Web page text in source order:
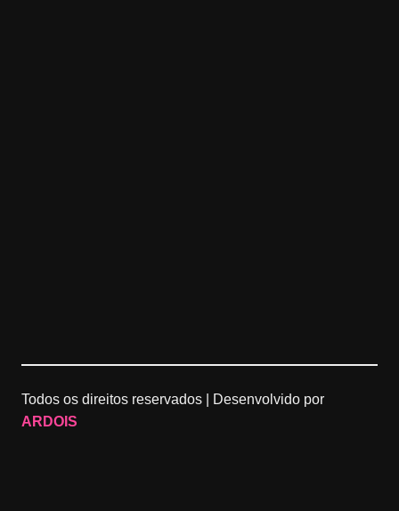
Todos os direitos reservados |
Desenvolvido por
ARDOIS